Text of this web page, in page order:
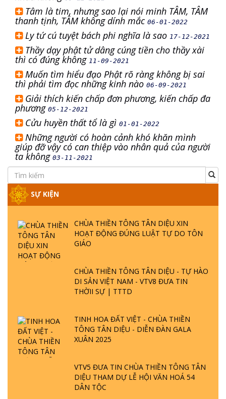
Tâm là tim, nhưng sao lại nói minh TÂM, TÂM
thanh tịnh, TÂM không dính mắc 06-01-2022
Ly tứ cú tuyệt bách phi nghĩa là sao 17-12-2021
Thầy dạy phật tử dâng cúng tiền cho thầy xài
thì có đúng không 11-09-2021
Muốn tìm hiểu đạo Phật rõ ràng không bị sai
thì phải tìm đọc những kinh nào 06-09-2021
Giải thích kiến chấp đơn phương, kiến chấp đa
phương 05-12-2021
Cửu huyền thất tổ là gì 01-01-2022
Những người có hoàn cảnh khó khăn mình
giúp đỡ vậy có can thiệp vào nhân quả của người
ta không 03-11-2021
SỰ KIỆN
CHÙA THIỀN TÔNG TÂN DIỆU XIN
HOẠT ĐỘNG ĐÚNG LUẬT TỰ DO TÔN
GIÁO
CHÙA THIỀN TÔNG TÂN DIỆU - TỰ HÀO
DI SẢN VIỆT NAM - VTV8 ĐƯA TIN
THỜII SỰ | TTTD
TINH HOA ĐẤT VIỆT - CHÙA THIỀN
TÔNG TÂN DIỆU - DIỄN ĐÀN GALA
XUÂN 2025
VTV5 ĐƯA TIN CHÙA THIỀN TÔNG TÂN
DIỆU THAM DỰ LỄ HỘI VĂN HOÁ 54
DÂN TỘC